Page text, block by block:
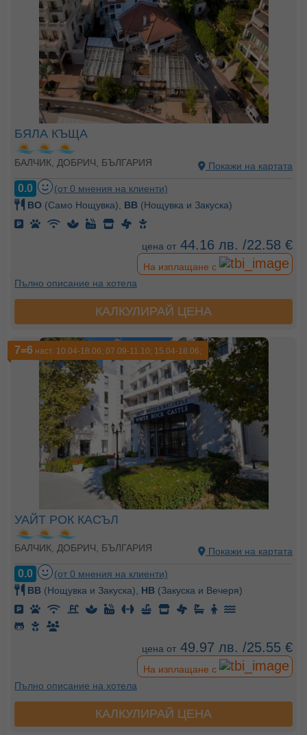
БЯЛА КЪЩА
БАЛЧИК, ДОБРИЧ, БЪЛГАРИЯ Покажи на картата
0.0
(от 0 мнения на клиенти)
BO (Само Нощувка), BB (Нощувка и Закуска)
цена от 44.16 лв. /22.58 €
На изплащане с
Пълно описание на хотела
КАЛКУЛИРАЙ ЦЕНА
7=6 наст. 10.04-18.06; 07.09-11.10; 15.04-18.06;
УАЙТ РОК КАСЪЛ
БАЛЧИК, ДОБРИЧ, БЪЛГАРИЯ Покажи на картата
0.0
(от 0 мнения на клиенти)
BB (Нощувка и Закуска), HB (Закуска и Вечеря)
цена от 49.97 лв. /25.55 €
На изплащане с
Пълно описание на хотела
КАЛКУЛИРАЙ ЦЕНА